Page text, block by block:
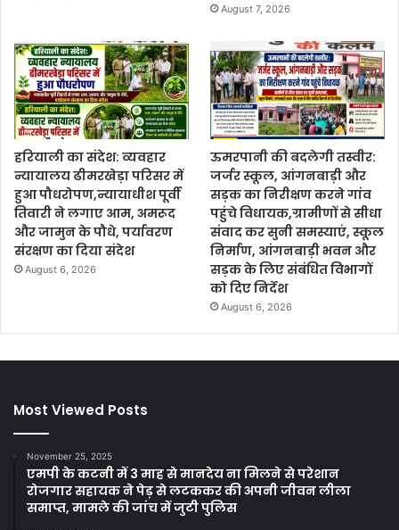
August 7, 2026
हरियाली का संदेश: व्यवहार
न्यायालय ढीमरखेड़ा परिसर में
हुआ पौधरोपण,न्यायाधीश पूर्वी
तिवारी ने लगाए आम, अमरूद
और जामुन के पौधे, पर्यावरण
संरक्षण का दिया संदेश
August 6, 2026
ऊमरपानी की बदलेगी तस्वीर:
जर्जर स्कूल, आंगनबाड़ी और
सड़क का निरीक्षण करने गांव
पहुंचे विधायक,ग्रामीणों से सीधा
संवाद कर सुनी समस्याएं, स्कूल
निर्माण, आंगनबाड़ी भवन और
सड़क के लिए संबंधित विभागों
को दिए निर्देश
August 6, 2026
Most Viewed Posts
November 25, 2025
एमपी के कटनी में 3 माह से मानदेय ना मिलने से परेशान
रोजगार सहायक ने पेड़ से लटककर की अपनी जीवन लीला
समाप्त, मामले की जांच में जुटी पुलिस